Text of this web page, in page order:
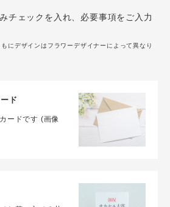
チェックを入れ、必要事項をご入力
にデザインはフラワーデザイナーによって異なり
ド
ードです (画像